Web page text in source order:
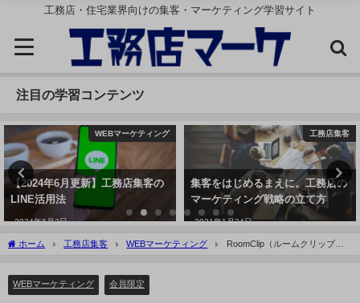
工務店・住宅業界向けの集客・マーケティング学習サイト
注目の学習コンテンツ
WEBマーケティング
【2024年6月更新】工務店集客の
LINE活用法
2024年6月2日
工務店集客
集客をはじめるまえに。工務店の
マーケティング戦略の立て方
2021年1月24日
ホーム 工務店集客 WEBマーケティング
RoomClip（ルームクリップ）
WEBマーケティング 会員限定